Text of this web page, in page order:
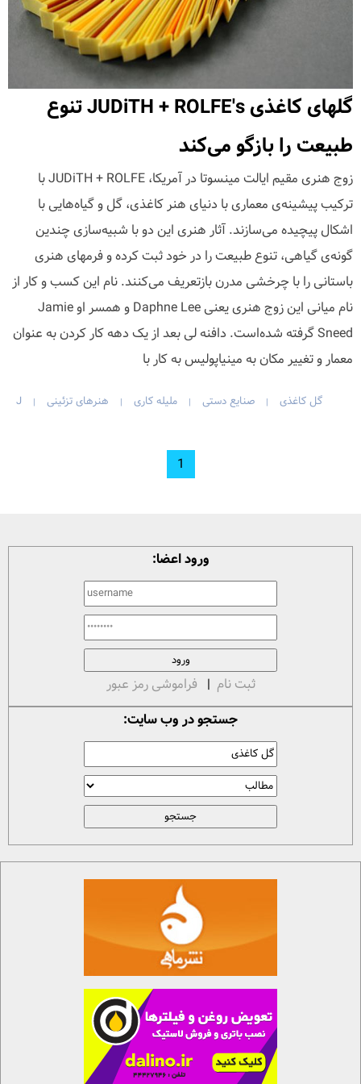
گلهای کاغذی JUDiTH + ROLFE's تنوع
طبیعت را بازگو می‌کند
زوج هنری مقیم ایالت مینسوتا در آمریکا، JUDiTH + ROLFE با
ترکیب پیشینه‌ی معماری با دنیای هنر کاغذی، گل و گیاه‌هایی با
اشکال پیچیده می‌سازند. آثار هنری این دو با شبیه‌سازی چندین
گونه‌ی گیاهی، تنوع طبیعت را در خود ثبت کرده و فرمهای هنری
باستانی را با چرخشی مدرن بازتعریف می‌کنند. نام این کسب و کار از
نام میانی این زوج هنری یعنی Daphne Lee و همسر او Jamie
Sneed گرفته شده‌است. دافنه لی بعد از یک دهه کار کردن به عنوان
معمار و تغییر مکان به مینیاپولیس به کار با
گل کاغذی | صنایع دستی | ملیله کاری | هنرهای تزئینی |
J
1
ورود اعضا:
ثبت نام | فراموشی رمز عبور
جستجو در وب سایت: